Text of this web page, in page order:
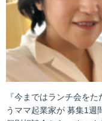
『今まではランチ会を
うママ起業家が 募集1